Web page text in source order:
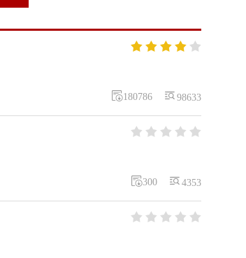
    
98633
180786
    
4353
300
    